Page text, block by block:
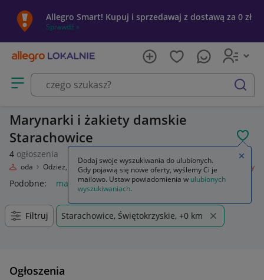
Allegro Smart! Kupuj i sprzedawaj z dostawą za 0 zł
Sprawdź »
Otwórz menu z kategoriami
szukaj
Marynarki i żakiety damskie
Starachowice
4 ogłoszenia
Moda Odzież, Obuwie, Dodatki Odzież damska Marynarki i żakiety
Podobne: marynarki i zakiety marynarki i zakiety damskie
Filtruj Starachowice, Świętokrzyskie, +0 km
Ogłoszenia
Dodaj swoje wyszukiwania do ulubionych.
Gdy pojawią się nowe oferty, wyślemy Ci je
mailowo. Ustaw powiadomienia w ulubionych
wyszukiwaniach.